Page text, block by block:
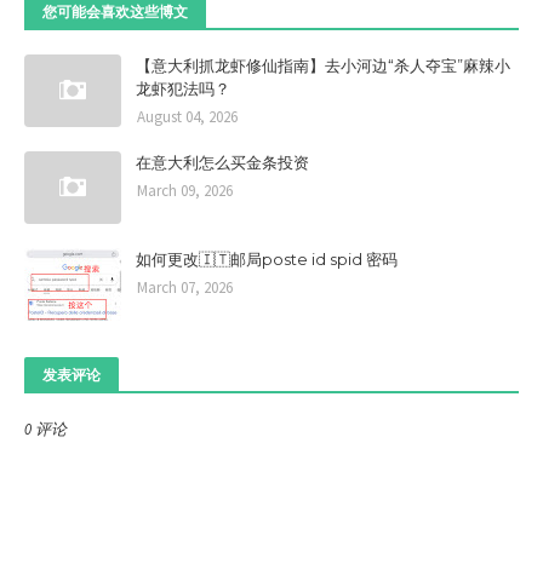
您可能会喜欢这些博文
【意大利抓龙虾修仙指南】去小河边“杀人夺宝”麻辣小
龙虾犯法吗？
August 04, 2026
在意大利怎么买金条投资
March 09, 2026
如何更改🇮🇹邮局poste id spid 密码
March 07, 2026
发表评论
0 评论